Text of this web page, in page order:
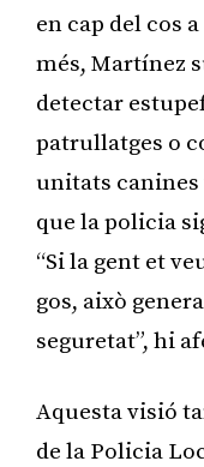
en cap del cos
més, Martínez
detectar
patrullatges o
unitats
que la policia
“Si la gent et
gos, això
seguretat”, hi
Aquesta visió
de la Policia